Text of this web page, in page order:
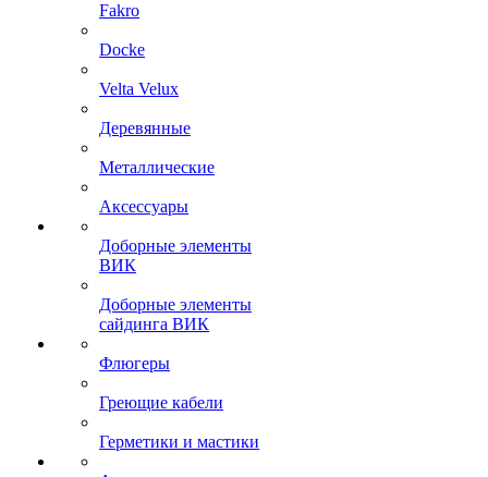
Fakro
Docke
Velta Velux
Деревянные
Металлические
Аксессуары
Доборные элементы
ВИК
Доборные элементы
сайдинга ВИК
Флюгеры
Греющие кабели
Герметики и мастики